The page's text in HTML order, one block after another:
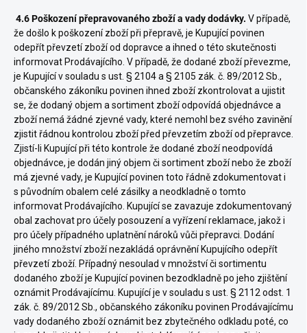
4.6 Poškození přepravovaného zboží a vady dodávky. V případě,
že došlo k poškození zboží při přepravě, je Kupující povinen
odepřít převzetí zboží od dopravce a ihned o této skutečnosti
informovat Prodávajícího. V případě, že dodané zboží převezme,
je Kupující v souladu s ust. § 2104 a § 2105 zák. č. 89/2012 Sb.,
občanského zákoníku povinen ihned zboží zkontrolovat a ujistit
se, že dodaný objem a sortiment zboží odpovídá objednávce a
zboží nemá žádné zjevné vady, které nemohl bez svého zavinění
zjistit řádnou kontrolou zboží před převzetím zboží od přepravce.
Zjistí-li Kupující při této kontrole že dodané zboží neodpovídá
objednávce, je dodán jiný objem či sortiment zboží nebo že zboží
má zjevné vady, je Kupující povinen toto řádně zdokumentovat i
s původním obalem celé zásilky a neodkladně o tomto
informovat Prodávajícího. Kupující se zavazuje zdokumentovaný
obal zachovat pro účely posouzení a vyřízení reklamace, jakož i
pro účely případného uplatnění nároků vůči přepravci. Dodání
jiného množství zboží nezakládá oprávnění Kupujícího odepřít
převzetí zboží. Případný nesoulad v množství či sortimentu
dodaného zboží je Kupující povinen bezodkladně po jeho zjištění
oznámit Prodávajícímu. Kupující je v souladu s ust. § 2112 odst. 1
zák. č. 89/2012 Sb., občanského zákoníku povinen Prodávajícímu
vady dodaného zboží oznámit bez zbytečného odkladu poté, co